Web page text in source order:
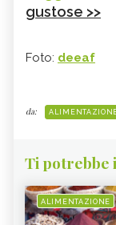
gustose >>
Foto: deeaf
da:
Ti potrebbe
ALIMENTAZIONE